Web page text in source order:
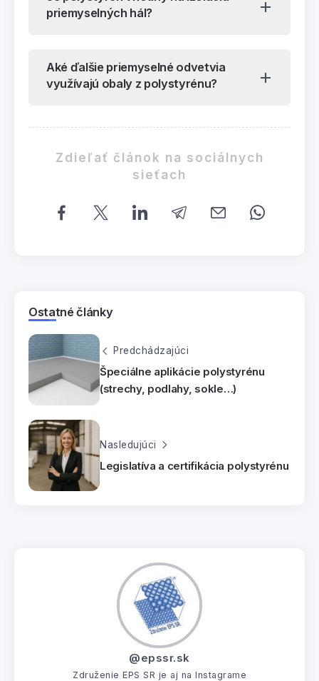
priemyselných hál?
Aké ďalšie priemyselné odvetvia
využívajú obaly z polystyrénu?
Zdieľať článok na sociálnych
sieťach
Ostatné články
Predchádzajúci
Špeciálne aplikácie polystyrénu
(strechy, podlahy, sokle…)
Nasledujúci
Legislatíva a certifikácia polystyrénu
@epssr.sk
Združenie EPS SR je aj na Instagrame